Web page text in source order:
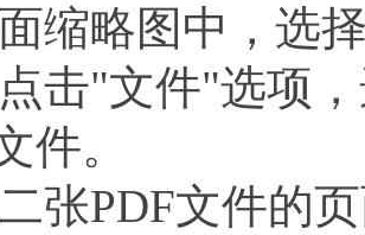
缩略图中，选
击"文件"选项
件。
张PDF文件的